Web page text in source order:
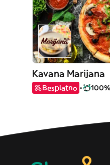
Kavana Marijana
Besplatno 100%